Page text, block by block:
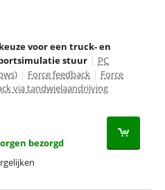
voor een truck- en
stuur | PC
| Force feedback | Force
via tandwielaandrijving
bezorgd